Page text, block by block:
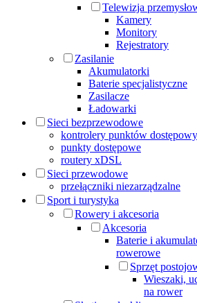
Telewizja
Kamery
Monitory
Rejestratory
Zasilanie
Akumulatorki
Baterie specjalistyczne
Zasilacze
Ładowarki
Sieci bezprzewodowe
kontrolery punktów
punkty dostępowe
routery xDSL
Sieci przewodowe
przełączniki niezarządzalne
Sport i turystyka
Rowery i akcesoria
Akcesoria
Baterie i
rowerowe
Sprzęt
Wieszaki,
na rower